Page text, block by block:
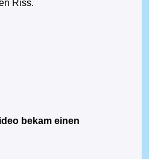
Riss.
bekam einen